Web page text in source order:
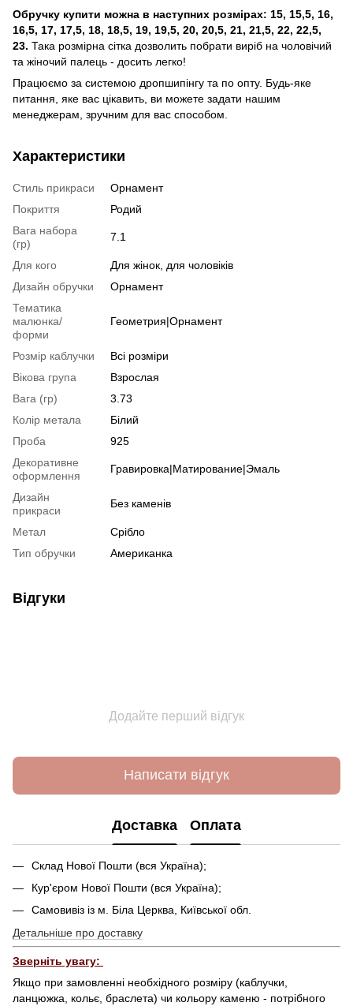
Обручку купити можна в наступних розмірах: 15, 15,5, 16,
16,5, 17, 17,5, 18, 18,5, 19, 19,5, 20, 20,5, 21, 21,5, 22, 22,5,
23. Така розмірна сітка дозволить побрати виріб на чоловічий
та жіночий палець - досить легко!
Працюємо за системою дропшипінгу та по опту. Будь-яке
питання, яке вас цікавить, ви можете задати нашим
менеджерам, зручним для вас способом.
Характеристики
Стиль прикраси
Орнамент
Покриття
Родий
Вага набора
(гр)
7.1
Для кого
Для жінок, для чоловіків
Дизайн обручки
Орнамент
Тематика
малюнка/
форми
Геометрия|Орнамент
Розмір каблучки
Всі розміри
Вікова група
Взрослая
Вага (гр)
3.73
Колір метала
Білий
Проба
925
Декоративне
оформлення
Гравировка|Матирование|Эмаль
Дизайн
прикраси
Без каменів
Метал
Срібло
Тип обручки
Американка
Відгуки
Додайте перший відгук
Написати відгук
Доставка Оплата
Склад Нової Пошти (вся Україна);
Кур'єром Нової Пошти (вся Україна);
Самовивіз із м. Біла Церква, Київської обл.
Детальніше про доставку
Зверніть увагу:
Якщо при замовленні необхідного розміру (каблучки,
ланцюжка, кольє, браслета) чи кольору каменю - потрібного